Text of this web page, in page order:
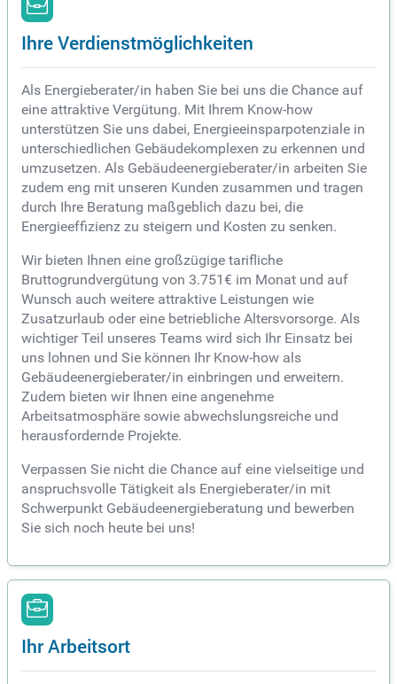
Ihre Verdienstmöglichkeiten
Als Energieberater/in haben Sie bei uns die Chance auf
eine attraktive Vergütung. Mit Ihrem Know-how
unterstützen Sie uns dabei, Energieeinsparpotenziale in
unterschiedlichen Gebäudekomplexen zu erkennen und
umzusetzen. Als Gebäudeenergieberater/in arbeiten Sie
zudem eng mit unseren Kunden zusammen und tragen
durch Ihre Beratung maßgeblich dazu bei, die
Energieeffizienz zu steigern und Kosten zu senken.
Wir bieten Ihnen eine großzügige tarifliche
Bruttogrundvergütung von 3.751€ im Monat und auf
Wunsch auch weitere attraktive Leistungen wie
Zusatzurlaub oder eine betriebliche Altersvorsorge. Als
wichtiger Teil unseres Teams wird sich Ihr Einsatz bei
uns lohnen und Sie können Ihr Know-how als
Gebäudeenergieberater/in einbringen und erweitern.
Zudem bieten wir Ihnen eine angenehme
Arbeitsatmosphäre sowie abwechslungsreiche und
herausfordernde Projekte.
Verpassen Sie nicht die Chance auf eine vielseitige und
anspruchsvolle Tätigkeit als Energieberater/in mit
Schwerpunkt Gebäudeenergieberatung und bewerben
Sie sich noch heute bei uns!
Ihr Arbeitsort